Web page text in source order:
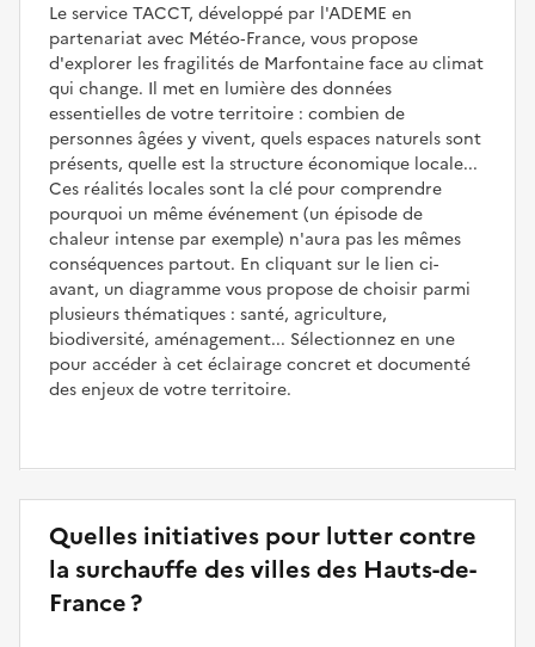
Le service TACCT, développé par l'ADEME en
partenariat avec Météo‑France, vous propose
d'explorer les fragilités de Marfontaine face au climat
qui change. Il met en lumière des données
essentielles de votre territoire : combien de
personnes âgées y vivent, quels espaces naturels sont
présents, quelle est la structure économique locale...
Ces réalités locales sont la clé pour comprendre
pourquoi un même événement (un épisode de
chaleur intense par exemple) n'aura pas les mêmes
conséquences partout. En cliquant sur le lien ci-
avant, un diagramme vous propose de choisir parmi
plusieurs thématiques : santé, agriculture,
biodiversité, aménagement... Sélectionnez en une
pour accéder à cet éclairage concret et documenté
des enjeux de votre territoire.
Quelles initiatives pour lutter contre
la surchauffe des villes des Hauts-de-
France ?